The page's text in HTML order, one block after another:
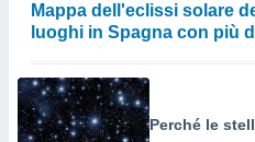
Mappa dell'eclissi solare
luoghi in Spagna con più
Perché le